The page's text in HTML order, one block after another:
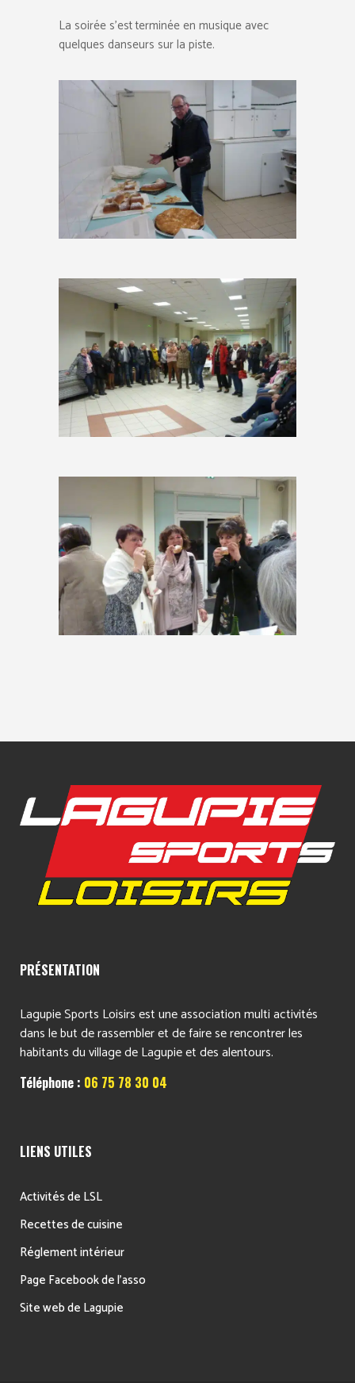
La soirée s’est terminée en musique avec
quelques danseurs sur la piste.
PRÉSENTATION
Lagupie Sports Loisirs est une association multi activités
dans le but de rassembler et de faire se rencontrer les
habitants du village de Lagupie et des alentours.
Téléphone : 06 75 78 30 04
LIENS UTILES
Activités de LSL
Recettes de cuisine
Réglement intérieur
Page Facebook de l’asso
Site web de Lagupie